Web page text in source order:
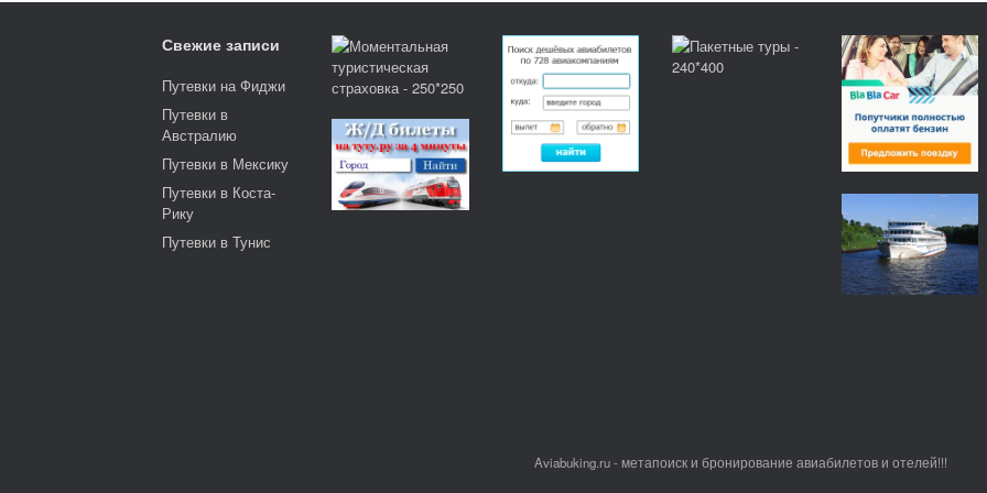
Свежие записи
Путевки на Фиджи
Путевки в
Австралию
Путевки в Мексику
Путевки в Коста-
Рику
Путевки в Тунис
Aviabuking.ru - метапоиск и бронирование авиабилетов и отелей!!!